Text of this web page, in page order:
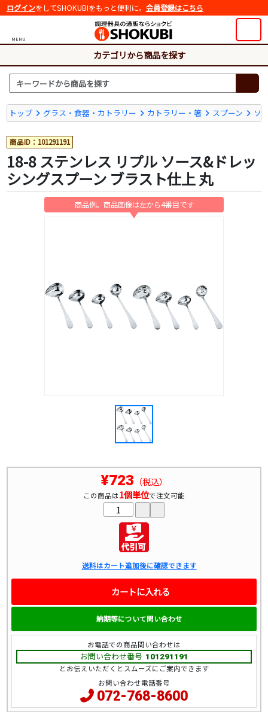
ログインをしてSHOKUBIをもっと便利に。 会員登録はこちら
MENU
カテゴリから商品を探す
トップ グラス・食器・カトラリー カトラリー・箸 スプーン ソ
商品ID：101291191
18-8 ステンレス リプル ソース&ドレッ
シングスプーン ブラスト仕上 丸
¥723 （税込）
この商品は1個単位で注文可能
送料はカート追加後に確認できます
カートに入れる
納期等について問い合わせ
お電話での商品問い合わせは
お問い合わせ番号 101291191
とお伝えいただくとスムーズにご案内できます
お問い合わせ電話番号
072-768-8600
商品例。商品画像は左から4番目です